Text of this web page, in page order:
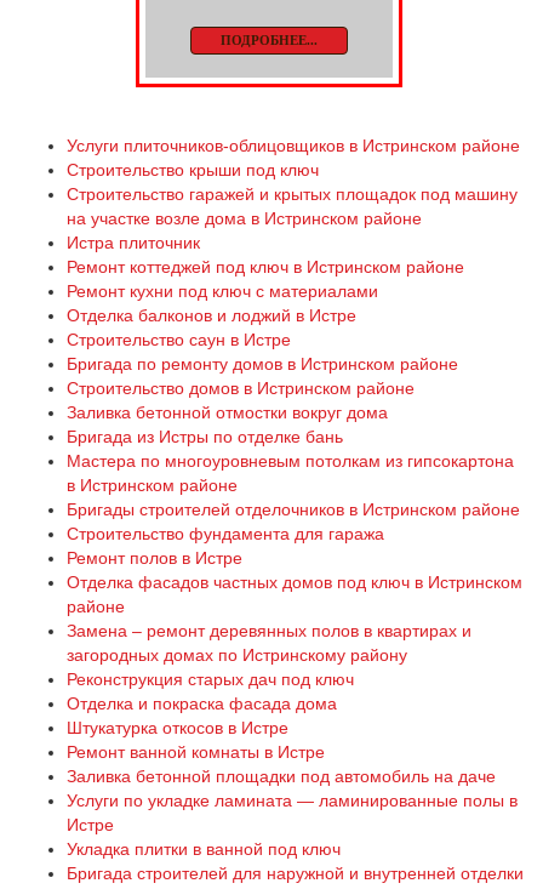
ПОДРОБНЕЕ...
Услуги плиточников-облицовщиков в Истринском районе
Строительство крыши под ключ
Строительство гаражей и крытых площадок под машину
на участке возле дома в Истринском районе
Истра плиточник
Ремонт коттеджей под ключ в Истринском районе
Ремонт кухни под ключ с материалами
Отделка балконов и лоджий в Истре
Строительство саун в Истре
Бригада по ремонту домов в Истринском районе
Строительство домов в Истринском районе
Заливка бетонной отмостки вокруг дома
Бригада из Истры по отделке бань
Мастера по многоуровневым потолкам из гипсокартона
в Истринском районе
Бригады строителей отделочников в Истринском районе
Строительство фундамента для гаража
Ремонт полов в Истре
Отделка фасадов частных домов под ключ в Истринском
районе
Замена – ремонт деревянных полов в квартирах и
загородных домах по Истринскому району
Реконструкция старых дач под ключ
Отделка и покраска фасада дома
Штукатурка откосов в Истре
Ремонт ванной комнаты в Истре
Заливка бетонной площадки под автомобиль на даче
Услуги по укладке ламината — ламинированные полы в
Истре
Укладка плитки в ванной под ключ
Бригада строителей для наружной и внутренней отделки